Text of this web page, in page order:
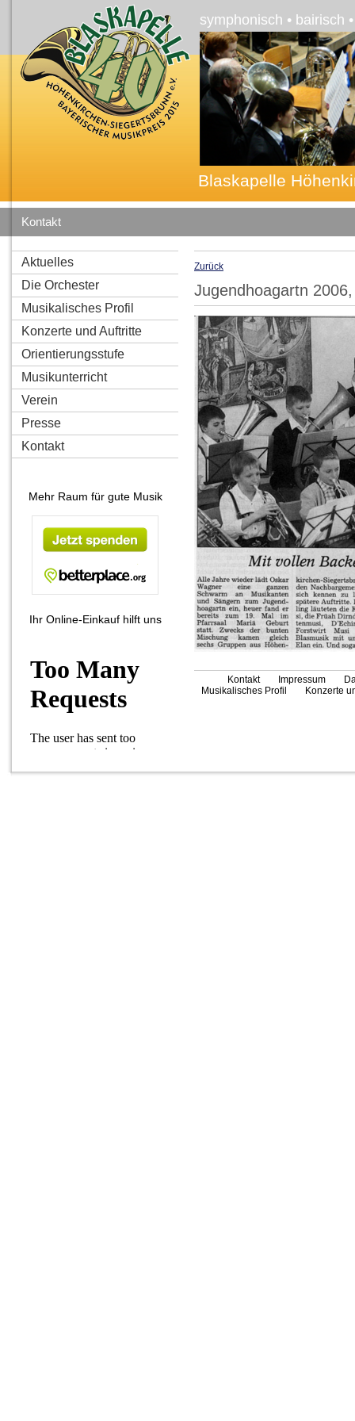
symphonisch • bairisch
Blaskapelle
Kontakt
Aktuelles
Die Orchester
Musikalisches Profil
Konzerte und Auftritte
Orientierungsstufe
Musikunterricht
Verein
Presse
Kontakt
Mehr Raum für gute Musik
Ihr Online-Einkauf hilft uns
Zurück
Jugendhoagartn
Kontakt Impressum
Musikalisches Profil
Konzerte